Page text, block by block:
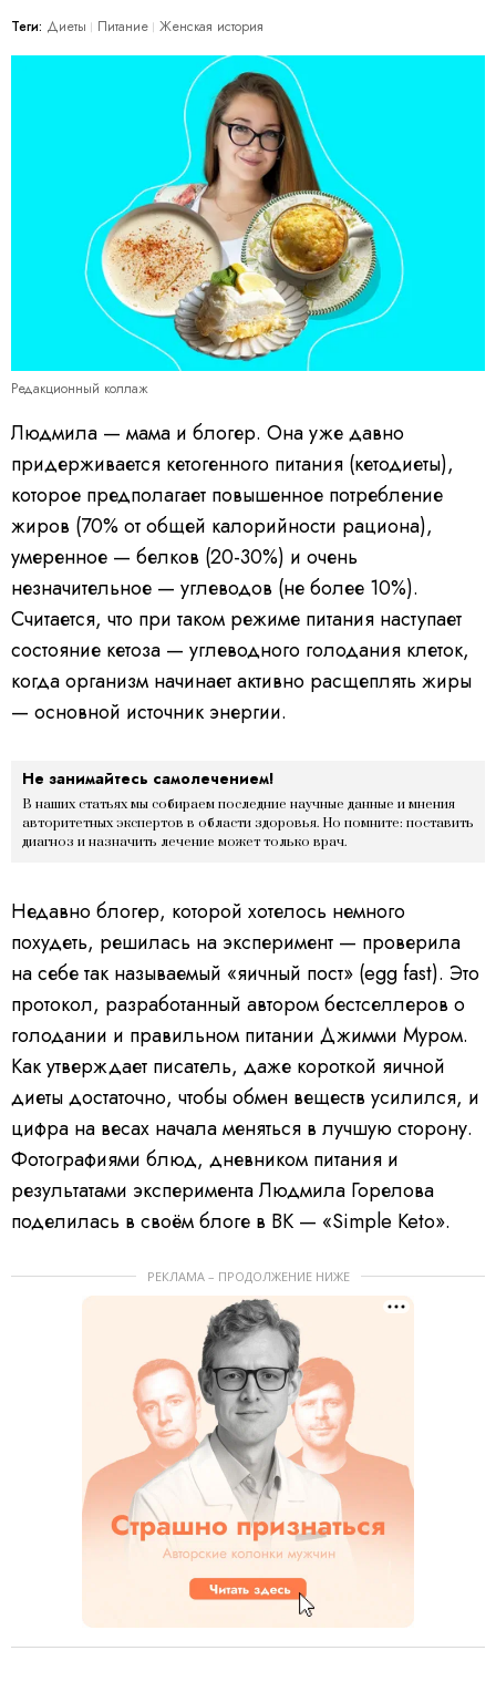
Теги: Диеты Питание Женская история
Редакционный коллаж
Людмила — мама и блогер. Она уже давно
придерживается кетогенного питания (кетодиеты),
которое предполагает повышенное потребление
жиров (70% от общей калорийности рациона),
умеренное — белков (20-30%) и очень
незначительное — углеводов (не более 10%).
Считается, что при таком режиме питания наступает
состояние кетоза — углеводного голодания клеток,
когда организм начинает активно расщеплять жиры
— основной источник энергии.
Не занимайтесь самолечением!
В наших статьях мы собираем последние научные данные и мнения
авторитетных экспертов в области здоровья. Но помните: поставить
диагноз и назначить лечение может только врач.
Недавно блогер, которой хотелось немного
похудеть, решилась на эксперимент — проверила
на себе так называемый «яичный пост» (egg fast). Это
протокол, разработанный автором бестселлеров о
голодании и правильном питании Джимми Муром.
Как утверждает писатель, даже короткой яичной
диеты достаточно, чтобы обмен веществ усилился, и
цифра на весах начала меняться в лучшую сторону.
Фотографиями блюд, дневником питания и
результатами эксперимента Людмила Горелова
поделилась в своём блоге в ВК — «Simple Keto».
РЕКЛАМА – ПРОДОЛЖЕНИЕ НИЖЕ